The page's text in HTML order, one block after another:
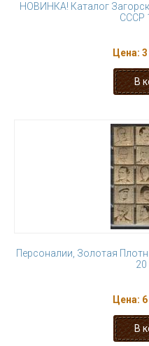
НОВИНКА! Каталог
СССР
Цена:
Персоналии, Золотая
Цена: